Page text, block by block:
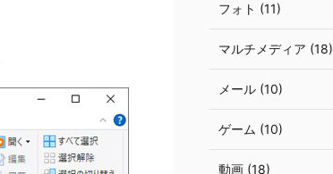
フォト (11)
マルチメディア (18)
メール (10)
ゲーム (10)
動画 (18)